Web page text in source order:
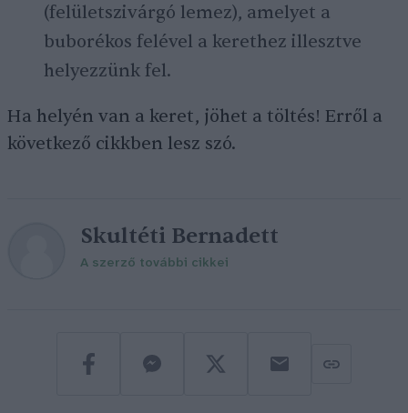
(felületszivárgó lemez), amelyet a
buborékos felével a kerethez illesztve
helyezzünk fel.
Ha helyén van a keret, jöhet a töltés! Erről a
következő cikkben lesz szó.
Skultéti Bernadett
A szerző további cikkei